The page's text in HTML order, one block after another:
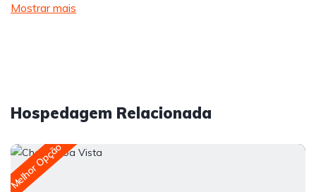
Mostrar mais
Hospedagem Relacionada
Melhor Opção